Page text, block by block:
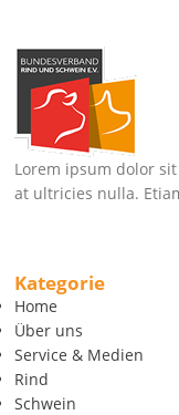
Lorem ipsum dolor
at ultricies nulla.
Kategorie
Home
Über uns
Service & Medien
Rind
Schwein